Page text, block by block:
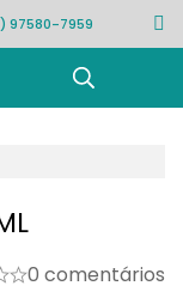
97580-7959
0 comentários